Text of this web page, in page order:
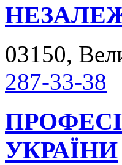
03150,
287-33-38
УКРАЇНИ